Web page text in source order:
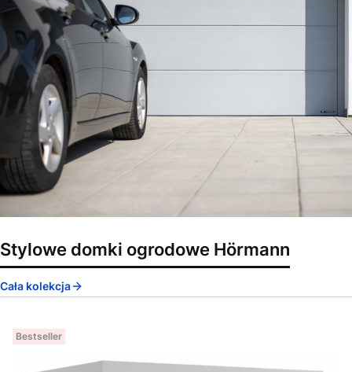
Stylowe domki ogrodowe Hörmann
Cała kolekcja
Bestseller